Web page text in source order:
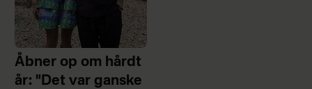
Åbner op om hårdt
år: "Det var ganske